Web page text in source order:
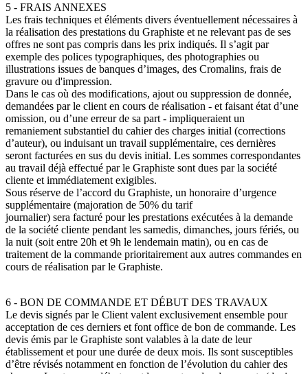
5 - FRAIS ANNEXES
Les frais techniques et éléments divers éventuellement nécessaires à
la réalisation des prestations du Graphiste et ne relevant pas de ses
offres ne sont pas compris dans les prix indiqués. Il s’agit par
exemple des polices typographiques, des photographies ou
illustrations issues de banques d’images, des Cromalins, frais de
gravure ou d'impression.
Dans le cas où des modifications, ajout ou suppression de donnée,
demandées par le client en cours de réalisation - et faisant état d’une
omission, ou d’une erreur de sa part - impliqueraient un
remaniement substantiel du cahier des charges initial (corrections
d’auteur), ou induisant un travail supplémentaire, ces dernières
seront facturées en sus du devis initial. Les sommes correspondantes
au travail déjà effectué par le Graphiste sont dues par la société
cliente et immédiatement exigibles.
Sous réserve de l’accord du Graphiste, un honoraire d’urgence
supplémentaire (majoration de 50% du tarif
journalier) sera facturé pour les prestations exécutées à la demande
de la société cliente pendant les samedis, dimanches, jours fériés, ou
la nuit (soit entre 20h et 9h le lendemain matin), ou en cas de
traitement de la commande prioritairement aux autres commandes en
cours de réalisation par le Graphiste.
6 - BON DE COMMANDE ET DÉBUT DES TRAVAUX
Le devis signés par le Client valent exclusivement ensemble pour
acceptation de ces derniers et font office de bon de commande. Les
devis émis par le Graphiste sont valables à la date de leur
établissement et pour une durée de deux mois. Ils sont susceptibles
d’être révisés notamment en fonction de l’évolution du cahier des